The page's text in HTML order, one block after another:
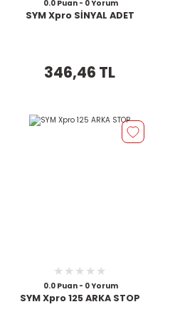
0.0 Puan - 0 Yorum
SYM Xpro SİNYAL ADET
346,46 TL
0.0 Puan - 0 Yorum
SYM Xpro 125 ARKA STOP